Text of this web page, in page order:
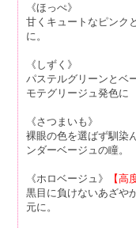
《ほっぺ》
甘くキュートなピンク
に。
《しずく》
パステルグリーンとベ
モテグリージュ発色に
《さつまいも》
裸眼の色を選ばず馴染
ンダーベージュの瞳。
《ホロベージュ》
【高
黒目に負けないあざや
元に。